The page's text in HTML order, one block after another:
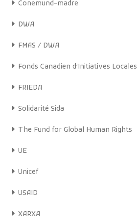
Conemund-madre
DWA
FMAS / DWA
Fonds Canadien d’Initiatives Locales
FRIEDA
Solidarité Sida
The Fund for Global Human Rights
UE
Unicef
USAID
XARXA